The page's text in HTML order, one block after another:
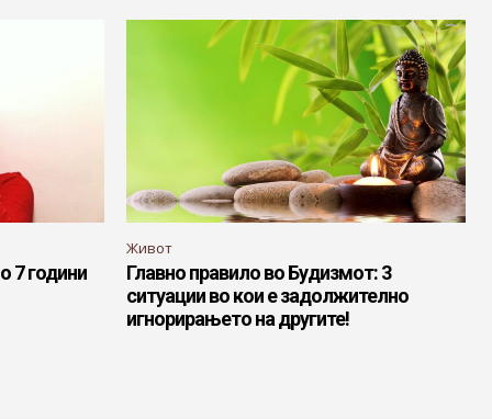
7 години
Живот
Главно правило во Будизмот: 3
ситуации во кои е задолжително
игнорирањето на другите!